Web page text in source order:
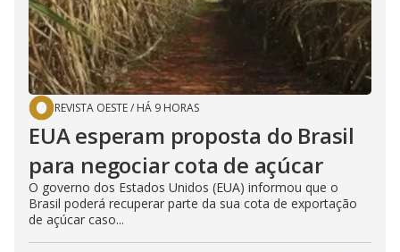
REVISTA OESTE/ HÁ 9 HORAS
EUA esperam proposta do Brasil
para negociar cota de açúcar
O governo dos Estados Unidos (EUA) informou que o
Brasil poderá recuperar parte da sua cota de exportação
de açúcar caso...